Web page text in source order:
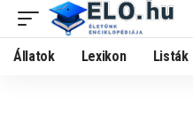
Állatok Lexikon Listák